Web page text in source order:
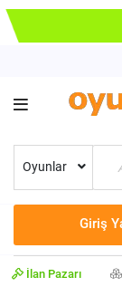
Oyunlar
Giriş
İlan Pazarı